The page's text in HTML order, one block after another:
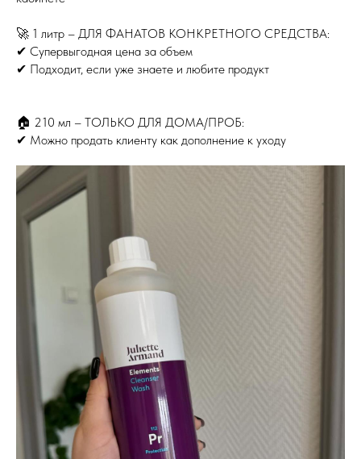
🚀 1 литр – ДЛЯ ФАНАТОВ КОНКРЕТНОГО СРЕДСТВА:
✔ Супервыгодная цена за объем
✔ Подходит, если уже знаете и любите продукт
🏠 210 мл – ТОЛЬКО ДЛЯ ДОМА/ПРОБ:
✔ Можно продать клиенту как дополнение к уходу